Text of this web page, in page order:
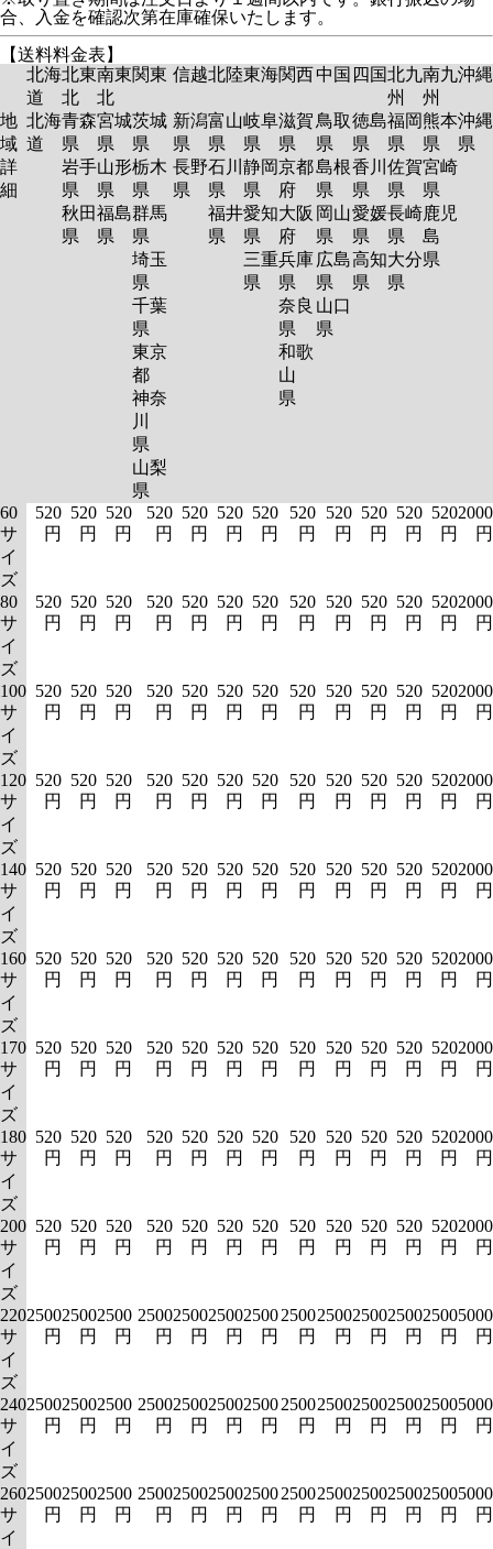
合、入金を確認次第在庫確保いたします。
【送料料金表】
北海
道
北東
北
南東
北
関東 信越北陸東海関西中国 四国北九
州
南九
州
沖縄
地
域
詳
細
北海
道
青森
県
岩手
県
秋田
県
宮城
県
山形
県
福島
県
茨城
県
栃木
県
群馬
県
埼玉
県
千葉
県
東京
都
神奈
川
県
山梨
県
新潟
県
長野
県
富山
県
石川
県
福井
県
岐阜
県
静岡
県
愛知
県
三重
県
滋賀
県
京都
府
大阪
府
兵庫
県
奈良
県
和歌
山
県
鳥取
県
島根
県
岡山
県
広島
県
山口
県
徳島
県
香川
県
愛媛
県
高知
県
福岡
県
佐賀
県
長崎
県
大分
県
熊本
県
宮崎
県
鹿児
島
県
沖縄
県
60
サ
イ
ズ
520
円
520
円
520
円
520
円
520
円
520
円
520
円
520
円
520
円
520
円
520
円
520
円
2000
円
80
サ
イ
ズ
520
円
520
円
520
円
520
円
520
円
520
円
520
円
520
円
520
円
520
円
520
円
520
円
2000
円
100
サ
イ
ズ
520
円
520
円
520
円
520
円
520
円
520
円
520
円
520
円
520
円
520
円
520
円
520
円
2000
円
120
サ
イ
ズ
520
円
520
円
520
円
520
円
520
円
520
円
520
円
520
円
520
円
520
円
520
円
520
円
2000
円
140
サ
イ
ズ
520
円
520
円
520
円
520
円
520
円
520
円
520
円
520
円
520
円
520
円
520
円
520
円
2000
円
160
サ
イ
ズ
520
円
520
円
520
円
520
円
520
円
520
円
520
円
520
円
520
円
520
円
520
円
520
円
2000
円
170
サ
イ
ズ
520
円
520
円
520
円
520
円
520
円
520
円
520
円
520
円
520
円
520
円
520
円
520
円
2000
円
180
サ
イ
ズ
520
円
520
円
520
円
520
円
520
円
520
円
520
円
520
円
520
円
520
円
520
円
520
円
2000
円
200
サ
イ
ズ
520
円
520
円
520
円
520
円
520
円
520
円
520
円
520
円
520
円
520
円
520
円
520
円
2000
円
220
サ
イ
ズ
2500
円
2500
円
2500
円
2500
円
2500
円
2500
円
2500
円
2500
円
2500
円
2500
円
2500
円
2500
円
5000
円
240
サ
イ
ズ
2500
円
2500
円
2500
円
2500
円
2500
円
2500
円
2500
円
2500
円
2500
円
2500
円
2500
円
2500
円
5000
円
260
サ
イ
2500
円
2500
円
2500
円
2500
円
2500
円
2500
円
2500
円
2500
円
2500
円
2500
円
2500
円
2500
円
5000
円